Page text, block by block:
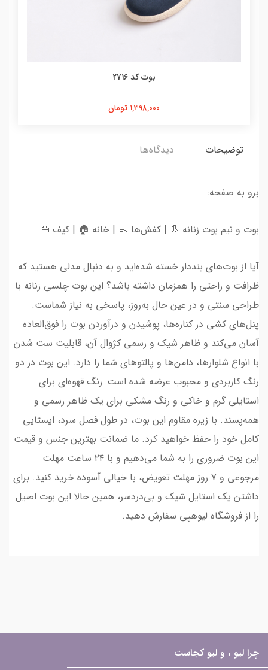
بوت کد 2716
1,398,000 تومان
توضیحات دیدگاه‌ها
برو به صفحه:
بوت و نیم بوت زنانه 👢 | کفش‌ها 👞 | خانه 🏠 | کیف 👜
آیا از بوت‌های بنددار خسته شده‌اید و به دنبال مدلی هستید که
ظرافت و راحتی را همزمان داشته باشد؟ این بوت چلسی زنانه با
طراحی سنتی و در عین حال به‌روز، پاسخی به نیاز شماست.
پنل‌های کشی در کناره‌ها، پوشیدن و درآوردن بوت را فوق‌العاده
آسان می‌کند و ظاهر شیک و رسمی کژوال آن، قابلیت ست شدن
با انواع شلوارها، دامن‌ها و پالتوهای شما را دارد. این بوت در دو
رنگ کاربردی و محبوب عرضه شده است: رنگ قهوه‌ای برای
استایلی گرم و خاکی و رنگ مشکی برای یک ظاهر رسمی و
همه‌پسند. با زیره مقاوم این بوت، در طول فصل سرد، ایستایی
کامل خود را حفظ خواهید کرد. ما ضمانت بهترین جنس و قیمت
این بوت ضروری را به شما می‌دهیم و با ۲۴ ساعت مهلت
مرجوعی و ۷ روز مهلت تعویض، با خیالی آسوده خرید کنید. برای
داشتن یک استایل شیک و بی‌دردسر، همین حالا این بوت اصیل
را از فروشگاه لیوهپی سفارش دهید.
چرا لیو ، و لیو کجاست